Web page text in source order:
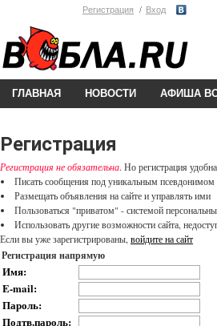
Регистрация Вход
ГЛАВНАЯ НОВОСТИ АФИША
Регистрация
Регистрация не обязательна. Но регистрация
Писать сообщения под уникальным псевдонимом
Размещать объявления на сайте и управлять ими
Пользоваться "приватом" - системой
Использовать другие возможности сайта,
Если вы уже зарегистрированы, войдите на сайт
Регистрация напрямую
Имя:
E-mail:
Пароль:
Подтв.пароль: